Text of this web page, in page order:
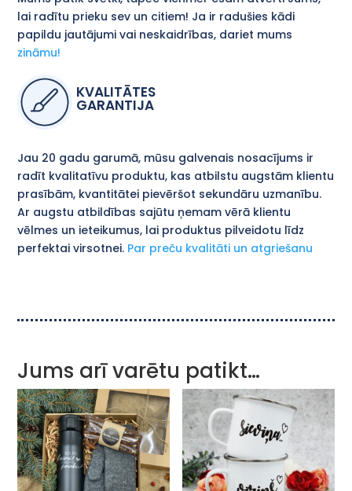
lai radītu prieku sev un citiem! Ja ir radušies kādi
papildu jautājumi vai neskaidrības, dariet mums
zināmu!
KVALITĀTES
GARANTIJA
Jau 20 gadu garumā, mūsu galvenais nosacījums ir
radīt kvalitatīvu produktu, kas atbilstu augstām klientu
prasībām, kvantitātei pievēršot sekundāru uzmanību.
Ar augstu atbildības sajūtu ņemam vērā klientu
vēlmes un ieteikumus, lai produktus pilveidotu līdz
perfektai virsotnei. Par preču kvalitāti un atgriešanu
Jums arī varētu patikt…